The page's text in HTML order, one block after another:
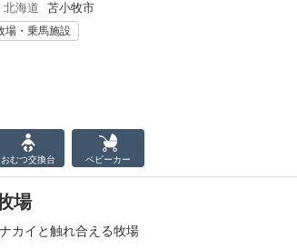
北海道 苫小牧市
場・乗馬施設
おむつ交換台 ベビーカー
場
ナカイと触れ合える牧場